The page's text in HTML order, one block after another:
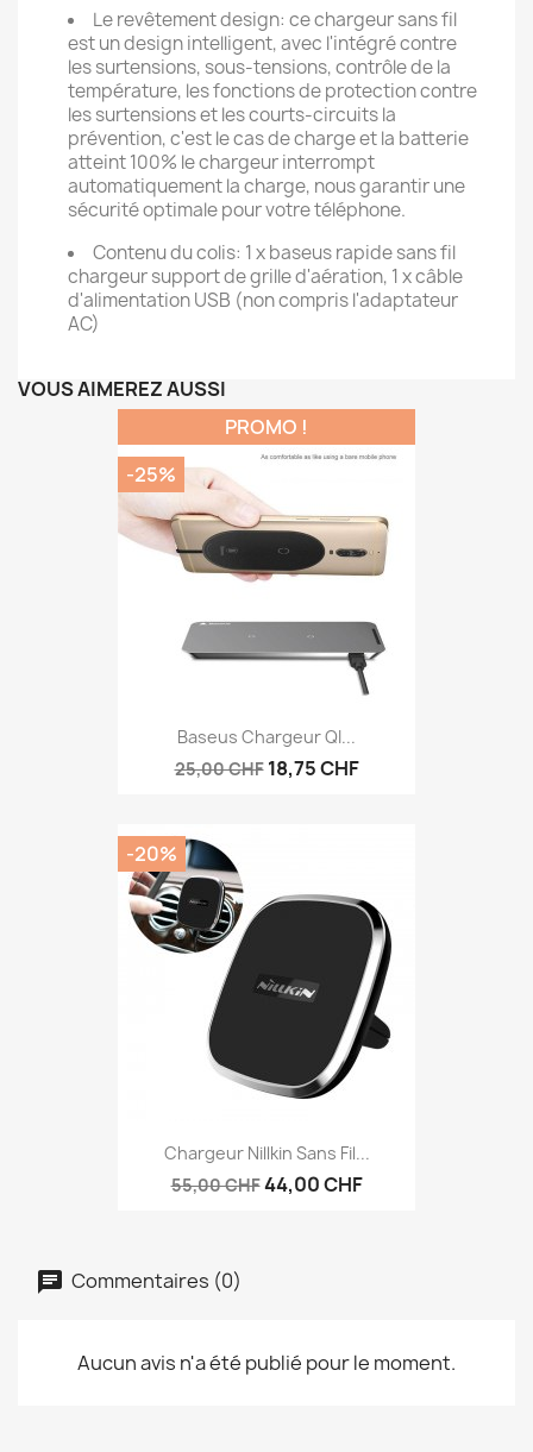
Le revêtement design: ce chargeur sans fil
est un design intelligent, avec l'intégré contre
les surtensions, sous-tensions, contrôle de la
température, les fonctions de protection contre
les surtensions et les courts-circuits la
prévention, c'est le cas de charge et la batterie
atteint 100% le chargeur interrompt
automatiquement la charge, nous garantir une
sécurité optimale pour votre téléphone.
Contenu du colis: 1 x baseus rapide sans fil
chargeur support de grille d'aération, 1 x câble
d'alimentation USB (non compris l'adaptateur
AC)
VOUS AIMEREZ AUSSI
Baseus Chargeur QI...
25,00 CHF 18,75 CHF
PROMO !
-25%
Chargeur Nillkin Sans Fil...
55,00 CHF44,00 CHF
-20%
Commentaires (0)
Aucun avis n'a été publié pour le moment.